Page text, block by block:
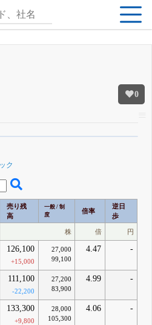
0
米株版の先行利用も付きます
ク
売り残
高
一般 / 制
度
倍率
逆日
歩
株 倍 円
126,100
+15,000
27,000
99,100
4.47 -
111,100
-22,200
27,200
83,900
4.99 -
133,300
+9,800
28,000
105,300
4.06 -